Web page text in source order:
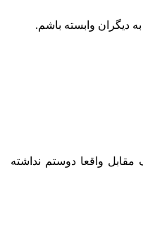
دیگران وابسته باشم.
واقعا دوستم نداشته